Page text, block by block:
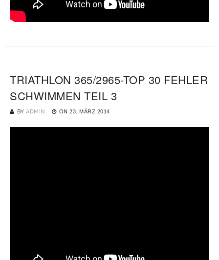
TRIATHLON 365/2965-TOP 30 FEHLER
SCHWIMMEN TEIL 3
BY ADMIN ON 23. MÄRZ 2014